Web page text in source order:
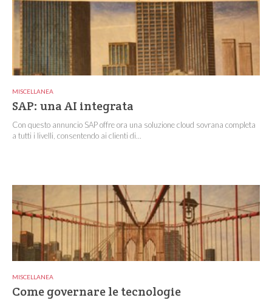
MISCELLANEA
SAP: una AI integrata
Con questo annuncio SAP offre ora una soluzione cloud sovrana completa
a tutti i livelli, consentendo ai clienti di...
MISCELLANEA
Come governare le tecnologie